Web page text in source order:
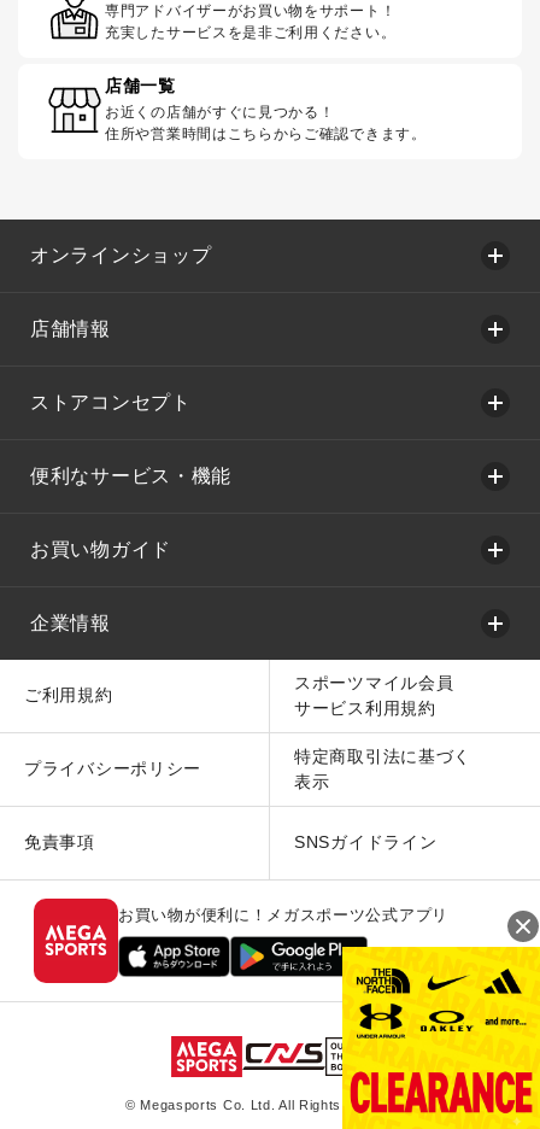
専門アドバイザーがお買い物をサポート！
充実したサービスを是非ご利用ください。
店舗一覧
お近くの店舗がすぐに見つかる！
住所や営業時間はこちらからご確認できます。
オンラインショップ
店舗情報
ストアコンセプト
便利なサービス・機能
お買い物ガイド
企業情報
ご利用規約
スポーツマイル会員
サービス利用規約
プライバシーポリシー
特定商取引法に基づく
表示
免責事項 SNSガイドライン
お買い物が便利に！メガスポーツ公式アプリ
© Megasports Co. Ltd. All Rights Reserved.